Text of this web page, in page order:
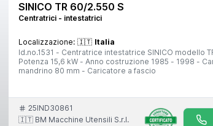
SINICO TR 60/2.550 S
Centratrici - intestatrici
Localizzazione: 🇮🇹 Italia
Id.no.1531 - Centratrice intestatrice SINICO modello
Potenza 15,6 kW - Anno costruzione 1985 - 1998 -
mandrino 80 mm - Caricatore a fascio
25IND30861
🇮🇹 BM Macchine Utensili S.r.l.